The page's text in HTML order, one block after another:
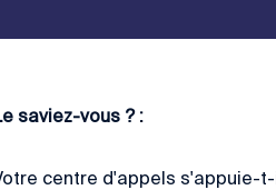
saviez-vous ? :
centre d'appels s'appuie-